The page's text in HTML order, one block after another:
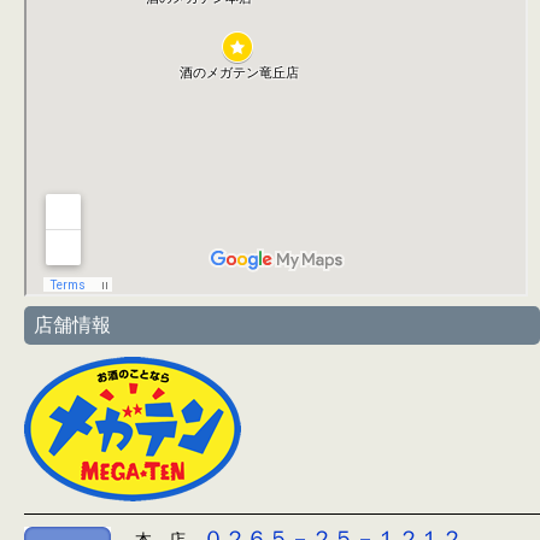
店舗情報